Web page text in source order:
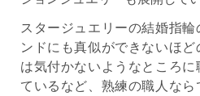
スタージュエリーの結婚指
ンドにも真似ができないほ
は気付かないようなところ
ているなど、熟練の職人な